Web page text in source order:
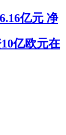
亿元 净
亿欧元在